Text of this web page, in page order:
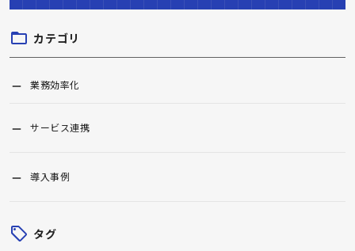
カテゴリ
業務効率化
サービス連携
導入事例
タグ